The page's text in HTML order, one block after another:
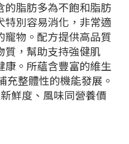
的脂肪多為不飽和脂肪
特別容易消化，非常適
寵物。配方提供高品質
質，幫助支持強健肌
康。所蘊含豐富的維生
充整體性的機能發展。
鮮度、風味同營養價